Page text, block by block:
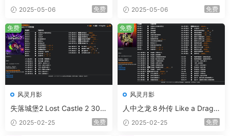
d Shadows 20项修改器
2025-05-06 免费
ter Wilds 7项修改器
2025-05-06 免费
风灵月影
失落城堡2 Lost Castle 2 30项
修改器
2025-02-25 免费
免费
风灵月影
人中之龙８外传 Like a Drago
n: Pirate Yakuza in Hawaii 52
项修改器
2025-02-25 免费
免费